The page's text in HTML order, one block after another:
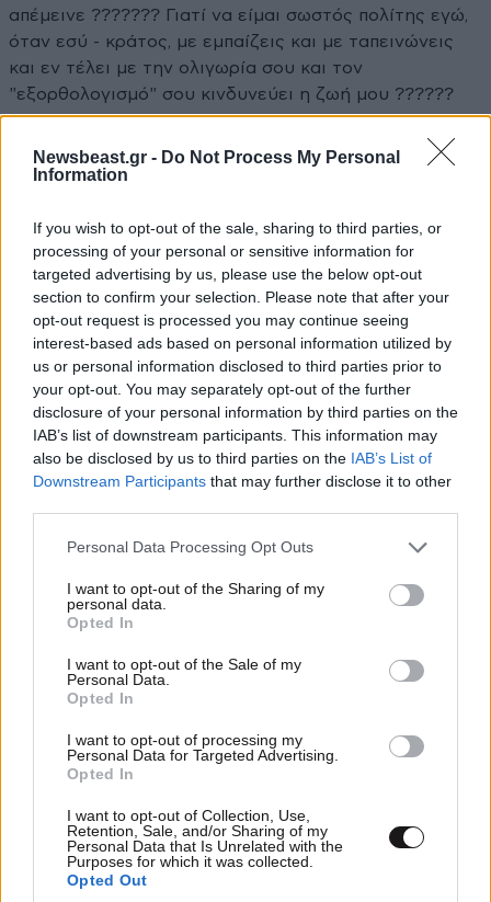
Newsbeast.gr - Do Not Process My Personal
Information
If you wish to opt-out of the sale, sharing to third parties, or
processing of your personal or sensitive information for
targeted advertising by us, please use the below opt-out
section to confirm your selection. Please note that after your
opt-out request is processed you may continue seeing
interest-based ads based on personal information utilized by
us or personal information disclosed to third parties prior to
your opt-out. You may separately opt-out of the further
disclosure of your personal information by third parties on the
IAB’s list of downstream participants. This information may
also be disclosed by us to third parties on the IAB’s List of
Downstream Participants that may further disclose it to other
Please note that this website/app uses one or more Google
not limited to your visit or usage behaviour. You may click to
grant or deny consent to Google and its third-party tags to
use your data for below specified purposes in below Google
consent section.
Personal Data Processing Opt Outs
I want to opt-out of the Sharing of my
personal data.
Opted In
I want to opt-out of the Sale of my
Personal Data.
Opted In
I want to opt-out of processing my
Personal Data for Targeted Advertising.
Opted In
I want to opt-out of Collection, Use,
Retention, Sale, and/or Sharing of my
Personal Data that Is Unrelated with the
Purposes for which it was collected.
Opted Out
απέμεινε ??????? Γιατί να είμαι σωστός πολίτης εγώ,
όταν εσύ - κράτος, με εμπαίζεις και με ταπεινώνεις
και εν τέλει με την ολιγωρία σου και τον
"εξορθολογισμό" σου κινδυνεύει η ζωή μου ??????
2
Λεφτά υπάρχουν για να σωθεί η πρότον μπανκ του
μέγαρο μουσικής δάνειο 90.000.000 ευρώ με εγγύηση
του Ελληνικού Δημοσίου και για να κάνει χορηγίες ο
σύμπτωση μετέχουν συγγενείς του. Μην ξεχνάμε και
τα ετήσια έξοδα του γραφείου αντιπροέδρου της
ευρώ. Ολα αυτά τα λεφτά αν δίνοννταν ενα μερος
στην Αστυνομία θα είχαμε λιγότερες ληστείες αλλά
ποιος ενδιαφέρεται.